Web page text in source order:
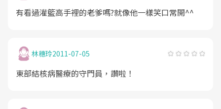
有看過灌籃高手裡的老爹嗎?就像他一樣笑口常開^^
林穗玲2011-07-05
東部結核病醫療的守門員，讚啦！